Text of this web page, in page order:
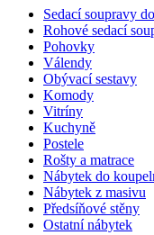
Sedací soupravy
Rohové sedací
Pohovky
Válendy
Obývací sestavy
Komody
Vitríny
Kuchyně
Postele
Rošty a matrace
Nábytek do
Nábytek z masivu
Předsíňové stěny
Ostatní nábytek